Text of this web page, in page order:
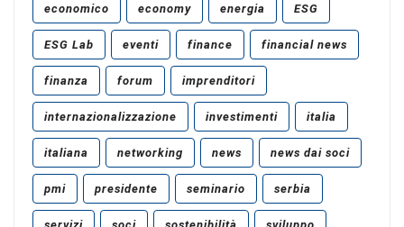
economico economy energia ESG
ESG Lab eventi finance financial news
finanza forum imprenditori
internazionalizzazione investimenti italia
italiana networking news news dai soci
pmi presidente seminario serbia